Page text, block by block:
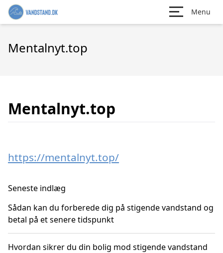
Menu
Mentalnyt.top
Mentalnyt.top
https://mentalnyt.top/
Seneste indlæg
Sådan kan du forberede dig på stigende vandstand og
betal på et senere tidspunkt
Hvordan sikrer du din bolig mod stigende vandstand